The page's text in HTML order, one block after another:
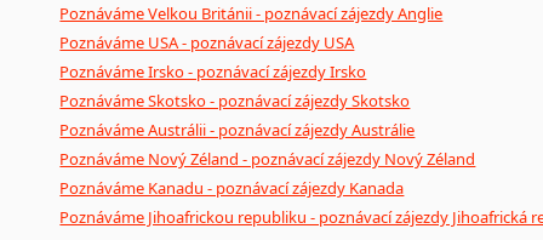
Poznáváme Velkou Británii - poznávací zájezdy Anglie
Poznáváme USA - poznávací zájezdy USA
Poznáváme Irsko - poznávací zájezdy Irsko
Poznáváme Skotsko - poznávací zájezdy Skotsko
Poznáváme Austrálii - poznávací zájezdy Austrálie
Poznáváme Nový Zéland - poznávací zájezdy Nový Zéland
Poznáváme Kanadu - poznávací zájezdy Kanada
Poznáváme Jihoafrickou republiku - poznávací zájezdy Jihoafrická